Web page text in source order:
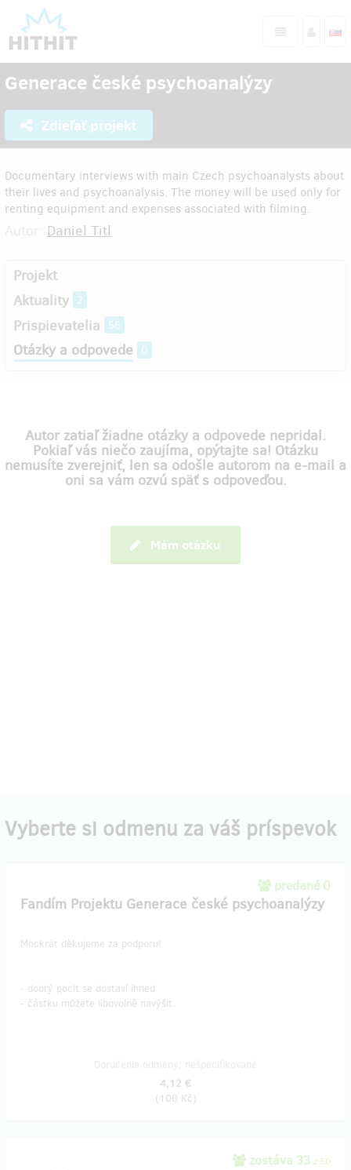
Generace české psychoanalýzy
Zdieľať projekt
Documentary interviews with main Czech psychoanalysts about
their lives and psychoanalysis. The money will be used only for
renting equipment and expenses associated with filming.
Daniel Titl
Projekt
Aktuality 2
Prispievatelia 56
Otázky a odpovede 0
Autor zatiaľ žiadne otázky a odpovede nepridal.
Pokiaľ vás niečo zaujíma, opýtajte sa! Otázku
nemusíte zverejniť, len sa odošle autorom na e-mail a
oni sa vám ozvú späť s odpoveďou.
Mám otázku
Vyberte si odmenu za váš príspevok
predané 0
Fandím Projektu Generace české psychoanalýzy
Mockrát děkujeme za podporu!
- dobrý pocit se dostaví ihned
- částku můžete libovolně navýšit
4,12 €
(100 Kč)
zostáva 33 z 50